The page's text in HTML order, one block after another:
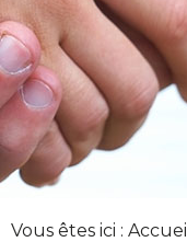
Vous êtes ici : Accueil